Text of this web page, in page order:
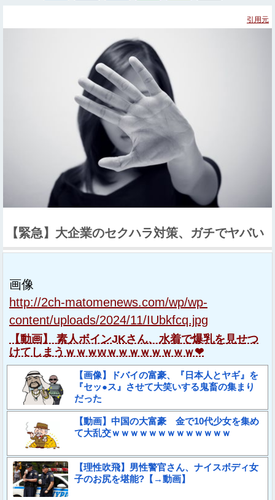
引用元
【緊急】大企業のセクハラ対策、ガチでヤバい
画像
http://2ch-matomenews.com/wp/wp-
content/uploads/2024/11/IUbkfcq.jpg
【動画】 素人ボインJKさん、水着で爆乳を見せつ
けてしまうｗｗｗwｗｗｗｗｗｗｗｗ❤
【画像】ドバイの富豪、『日本人とヤギ』を
『セッ●ス』させて大笑いする鬼畜の集まり
だった
【動画】中国の大富豪 金で10代少女を集め
て大乱交ｗｗｗｗｗｗｗｗｗｗｗｗｗ
【理性吹飛】男性警官さん、ナイスボディ女
子のお尻を堪能?【→動画】